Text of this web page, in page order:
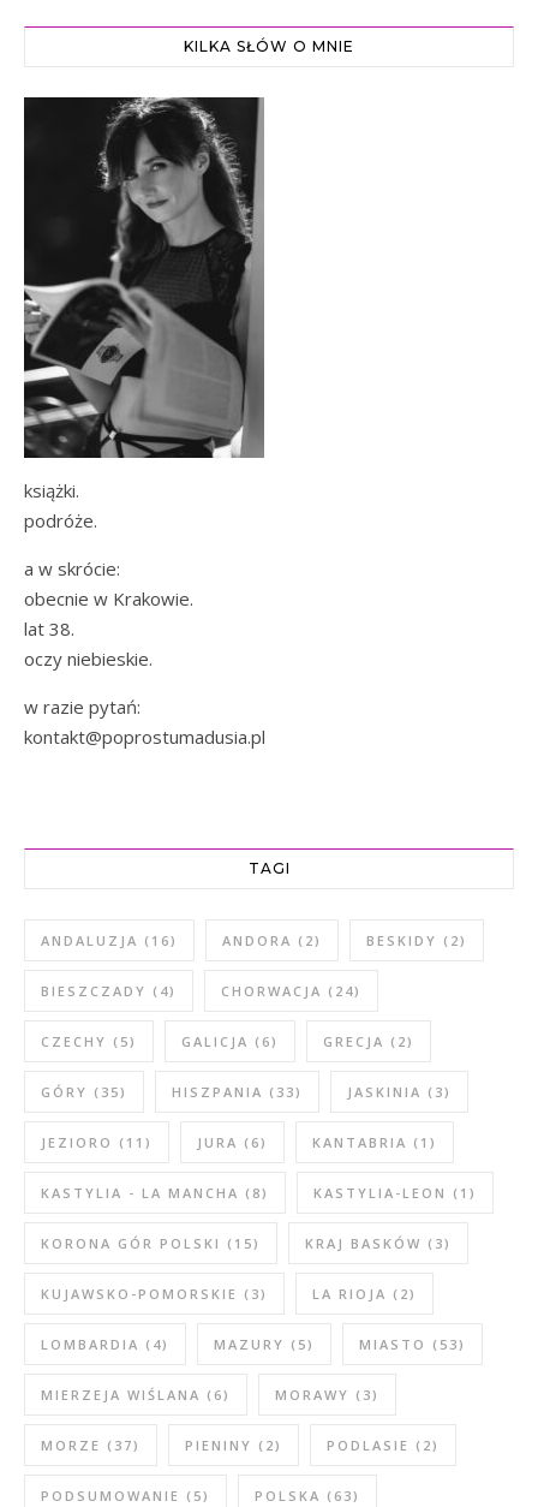
KILKA SŁÓW O MNIE
książki.
podróże.
a w skrócie:
obecnie w Krakowie.
lat 38.
oczy niebieskie.
w razie pytań:
kontakt@poprostumadusia.pl
TAGI
ANDALUZJA (16) ANDORA (2) BESKIDY (2)
BIESZCZADY (4) CHORWACJA (24)
CZECHY (5) GALICJA (6) GRECJA (2)
GÓRY (35) HISZPANIA (33) JASKINIA (3)
JEZIORO (11) JURA (6) KANTABRIA (1)
KASTYLIA - LA MANCHA (8) KASTYLIA-LEON (1)
KORONA GÓR POLSKI (15) KRAJ BASKÓW (3)
KUJAWSKO-POMORSKIE (3) LA RIOJA (2)
LOMBARDIA (4) MAZURY (5) MIASTO (53)
MIERZEJA WIŚLANA (6) MORAWY (3)
MORZE (37) PIENINY (2) PODLASIE (2)
PODSUMOWANIE (5) POLSKA (63)